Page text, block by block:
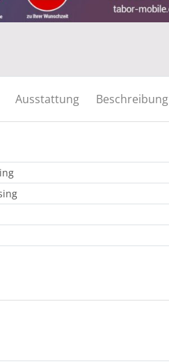
Ausstattung Beschreibung